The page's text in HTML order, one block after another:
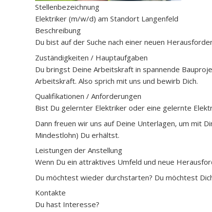
Stellenbezeichnung
Elektriker (m/w/d) am Standort Langenfeld
Beschreibung
Du bist auf der Suche nach einer neuen
Zuständigkeiten / Hauptaufgaben
Du bringst Deine Arbeitskraft in spannende
Arbeitskraft. Also sprich mit uns und bewirb Dich.
Qualifikationen / Anforderungen
Bist Du gelernter Elektriker oder eine gelernte
Dann freuen wir uns auf Deine Unterlagen, um mit
Mindestlohn) Du erhältst.
Leistungen der Anstellung
Wenn Du ein attraktives Umfeld und neue
Du möchtest wieder durchstarten? Du möchtest
Kontakte
Du hast Interesse?